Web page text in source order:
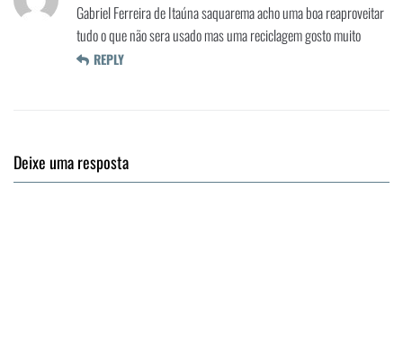
Gabriel Ferreira de Itaúna saquarema acho uma boa reaproveitar
tudo o que não sera usado mas uma reciclagem gosto muito
REPLY
Deixe uma resposta